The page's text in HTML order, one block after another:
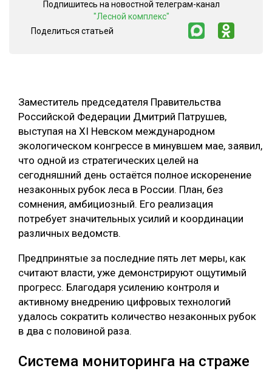
СУШКА ДРЕВЕСИНЫ
Заместитель председателя Правительства
Российской Федерации Дмитрий Патрушев,
выступая на XI Невском международном
экологическом конгрессе в минувшем мае, заявил,
что одной из стратегических целей на
сегодняшний день остаётся полное искоренение
незаконных рубок леса в России. План, без
сомнения, амбициозный. Его реализация
потребует значительных усилий и координации
различных ведомств.
Предпринятые за последние пять лет меры, как
считают власти, уже демонстрируют ощутимый
прогресс. Благодаря усилению контроля и
активному внедрению цифровых технологий
удалось сократить количество незаконных рубок
в два с половиной раза.
Система мониторинга на страже
Подпишитесь на новостной телеграм-канал
"Лесной комплекс"
Поделиться статьей